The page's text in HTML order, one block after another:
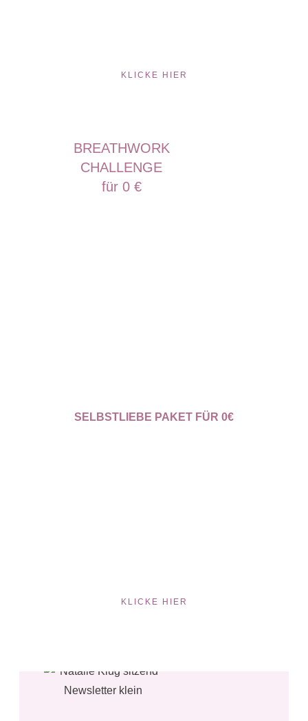
KLICKE HIER
BREATHWORK
CHALLENGE
für 0 €
SELBSTLIEBE PAKET FÜR 0€
KLICKE HIER